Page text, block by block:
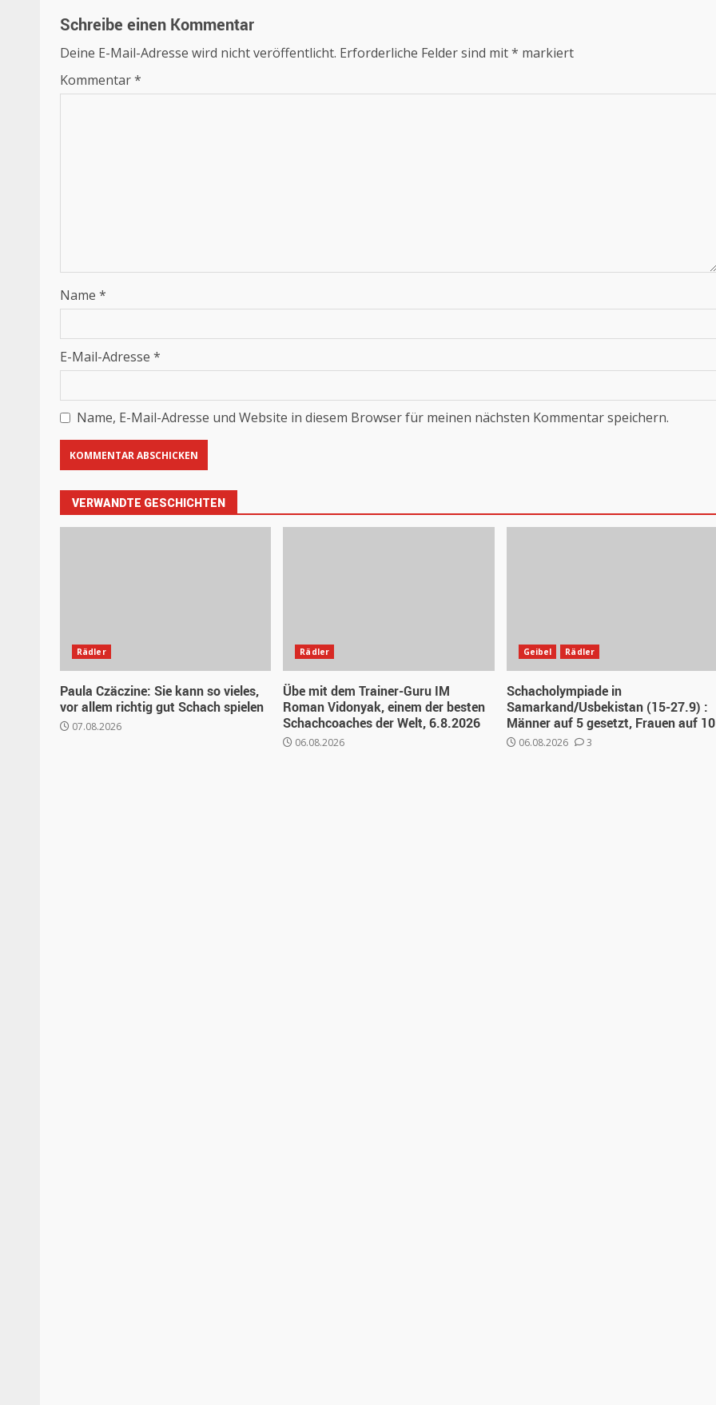
Schreibe einen Kommentar
Deine E-Mail-Adresse wird nicht veröffentlicht. Erforderliche Felder sind mit* markiert
Kommentar*
Name *
E-Mail-Adresse *
Name, E-Mail-Adresse und Website in diesem Browser für meinen nächsten Kommentar speichern.
VERWANDTE GESCHICHTEN
Rädler
Paula Czäczine: Sie kann so vieles,
vor allem richtig gut Schach spielen
07.08.2026
Rädler
Übe mit dem Trainer-Guru IM
Roman Vidonyak, einem der besten
Schachcoaches der Welt, 6.8.2026
06.08.2026
Geibel Rädler
Schacholympiade in
Samarkand/Usbekistan (15-27.9) :
Männer auf 5 gesetzt, Frauen auf 10
06.08.2026 3